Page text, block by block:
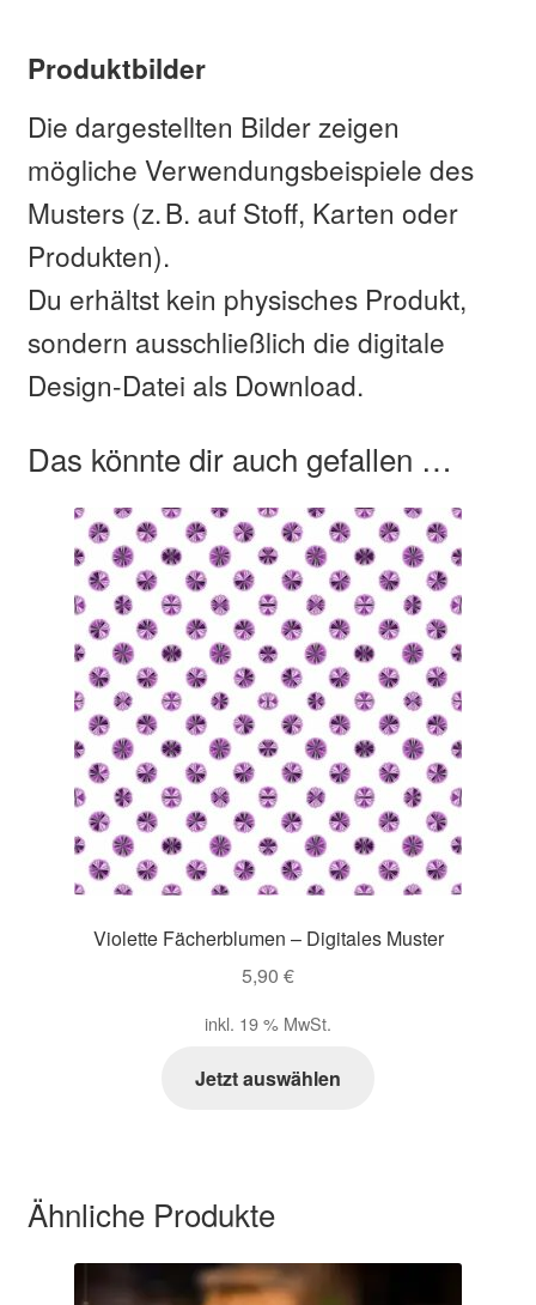
Produktbilder
Die dargestellten Bilder zeigen
mögliche Verwendungsbeispiele des
Musters (z. B. auf Stoff, Karten oder
Produkten).
Du erhältst kein physisches Produkt,
sondern ausschließlich die digitale
Design-Datei als Download.
Das könnte dir auch gefallen …
Violette Fächerblumen – Digitales Muster
5,90 €
inkl. 19 % MwSt.
Jetzt auswählen
Ähnliche Produkte